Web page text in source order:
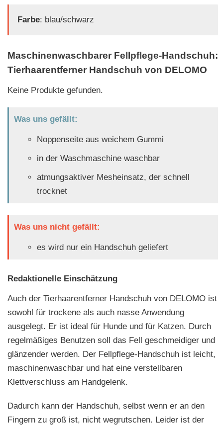
Farbe: blau/schwarz
Maschinenwaschbarer Fellpflege-Handschuh:
Tierhaarentferner Handschuh von DELOMO
Keine Produkte gefunden.
Was uns gefällt:
Noppenseite aus weichem Gummi
in der Waschmaschine waschbar
atmungsaktiver Mesheinsatz, der schnell
trocknet
Was uns nicht gefällt:
es wird nur ein Handschuh geliefert
Redaktionelle Einschätzung
Auch der Tierhaarentferner Handschuh von DELOMO ist
sowohl für trockene als auch nasse Anwendung
ausgelegt. Er ist ideal für Hunde und für Katzen. Durch
regelmäßiges Benutzen soll das Fell geschmeidiger und
glänzender werden. Der Fellpflege-Handschuh ist leicht,
maschinenwaschbar und hat eine verstellbaren
Klettverschluss am Handgelenk.
Dadurch kann der Handschuh, selbst wenn er an den
Fingern zu groß ist, nicht wegrutschen. Leider ist der